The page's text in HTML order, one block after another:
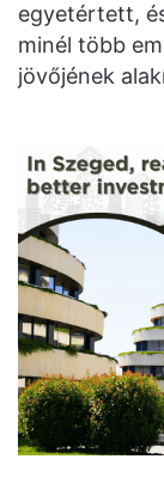
egyetértett,
minél több
jövőjének